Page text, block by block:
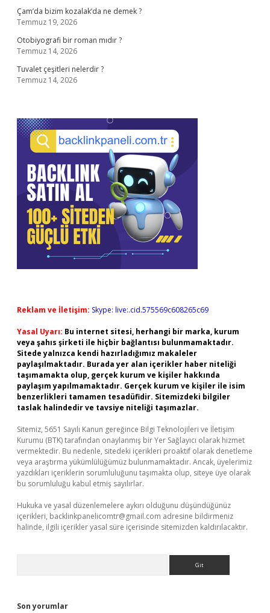
Çam’da bizim kozalak’da ne demek ?
Temmuz 19, 2026
Otobiyografi bir roman mıdır ?
Temmuz 14, 2026
Tuvalet çeşitleri nelerdir ?
Temmuz 14, 2026
Reklam ve İletişim: Skype: live:.cid.575569c608265c69
Yasal Uyarı: Bu internet sitesi, herhangi bir marka, kurum
veya şahıs şirketi ile hiçbir bağlantısı bulunmamaktadır.
Sitede yalnızca kendi hazırladığımız makaleler
paylaşılmaktadır. Burada yer alan içerikler haber niteliği
taşımamakta olup, gerçek kurum ve kişiler hakkında
paylaşım yapılmamaktadır. Gerçek kurum ve kişiler ile isim
benzerlikleri tamamen tesadüfidir. Sitemizdeki bilgiler
taslak halindedir ve tavsiye niteliği taşımazlar.
Sitemiz, 5651 Sayılı Kanun gereğince Bilgi Teknolojileri ve İletişim
Kurumu (BTK) tarafından onaylanmış bir Yer Sağlayıcı olarak hizmet
vermektedir. Bu nedenle, sitedeki içerikleri proaktif olarak denetleme
veya araştırma yükümlülüğümüz bulunmamaktadır. Ancak, üyelerimiz
yazdıkları içeriklerin sorumluluğunu taşımakta olup, siteye üye olarak
bu sorumluluğu kabul etmiş sayılırlar.
Hukuka ve yasal düzenlemelere aykırı olduğunu düşündüğünüz
içerikleri, backlinkpanelicomtr@gmail.com adresine bildirmeniz
halinde, ilgili içerikler yasal süre içerisinde sitemizden kaldırılacaktır.
Son yorumlar